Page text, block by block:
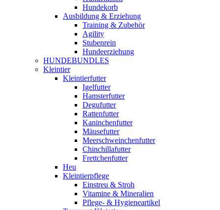
Hundekorb
Ausbildung & Erziehung
Training & Zubehör
Agility
Stubenrein
Hundeerziehung
HUNDEBUNDLES
Kleintier
Kleintierfutter
Igelfutter
Hamsterfutter
Degufutter
Rattenfutter
Kaninchenfutter
Mäusefutter
Meerschweinchenfutter
Chinchillafutter
Frettchenfutter
Heu
Kleintierpflege
Einstreu & Stroh
Vitamine & Mineralien
Pflege- & Hygieneartikel